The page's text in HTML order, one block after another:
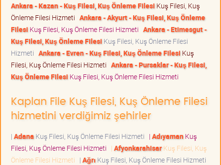
Ankara - Kazan - Kuş Filesi, Kuş Önleme Filesi Kuş Filesi, Kuş
Önleme Filesi Hizmeti Ankara - Akyurt - Kuş Filesi, Kuş Önleme
Filesi Kuş Filesi, Kuş Önleme Filesi Hizmeti Ankara - Etimesgut -
Kuş Filesi, Kuş Önleme Filesi Kuş Filesi, Kuş Önleme Filesi
Hizmeti Ankara - Evren - Kuş Filesi, Kuş Önleme Filesi Kuş
Filesi, Kuş Önleme Filesi Hizmeti Ankara - Pursaklar - Kuş Filesi,
Kuş Önleme Filesi Kuş Filesi, Kuş Önleme Filesi Hizmeti
Kaplan File Kuş Filesi, Kuş Önleme Filesi
hizmetini verdiğimiz şehirler
| Adana Kuş Filesi, Kuş Önleme Filesi Hizmeti | AdıyamanKuş
Filesi, Kuş Önleme Filesi Hizmeti | AfyonkarahisarKuş Filesi, Kuş
Önleme Filesi Hizmeti | Ağrı Kuş Filesi, Kuş Önleme Filesi Hizmeti